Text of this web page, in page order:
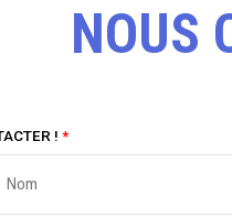
NOUS
! *